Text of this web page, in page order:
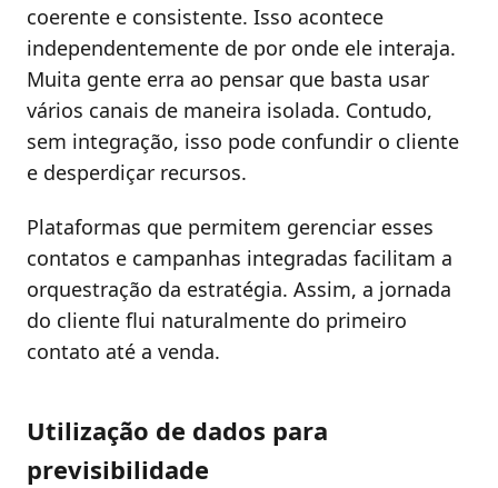
coerente e consistente. Isso acontece
independentemente de por onde ele interaja.
Muita gente erra ao pensar que basta usar
vários canais de maneira isolada. Contudo,
sem integração, isso pode confundir o cliente
e desperdiçar recursos.
Plataformas que permitem gerenciar esses
contatos e campanhas integradas facilitam a
orquestração da estratégia. Assim, a jornada
do cliente flui naturalmente do primeiro
contato até a venda.
Utilização de dados para
previsibilidade